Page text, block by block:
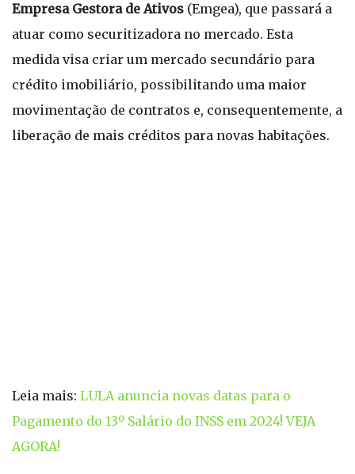
Empresa Gestora de Ativos (Emgea), que passará a
atuar como securitizadora no mercado. Esta
medida visa criar um mercado secundário para
crédito imobiliário, possibilitando uma maior
movimentação de contratos e, consequentemente, a
liberação de mais créditos para novas habitações.
Leia mais: LULA anuncia novas datas para o
Pagamento do 13º Salário do INSS em 2024! VEJA
AGORA!